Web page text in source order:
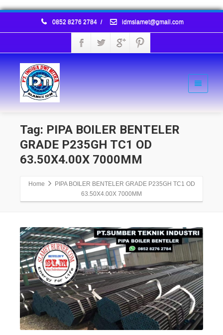
0852 8276 2784 / idmslamet@gmail.com
Tag: PIPA BOILER BENTELER
GRADE P235GH TC1 OD
63.50X4.00X 7000MM
Home
PIPA BOILER BENTELER GRADE P235GH TC1 OD
63.50X4.00X 7000MM